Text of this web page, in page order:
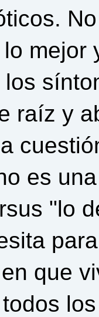
mejor
raíz y
es
"lo
que